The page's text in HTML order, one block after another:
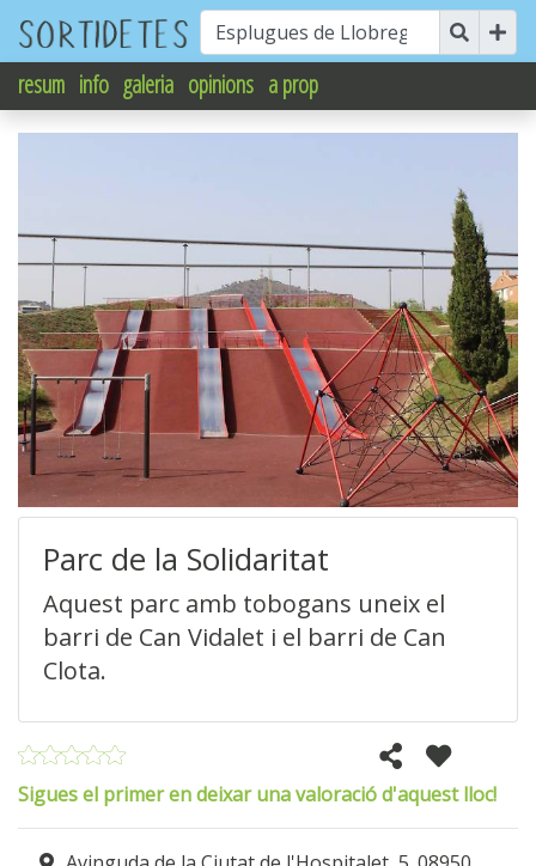
resum info galeria opinions a prop
Parc de la Solidaritat
Aquest parc amb tobogans uneix el
barri de Can Vidalet i el barri de Can
Clota.
Sigues el primer en deixar una valoració d'aquest lloc!